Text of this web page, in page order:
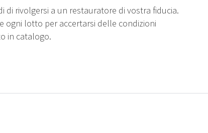
di rivolgersi a un restauratore di vostra fiducia.
ogni lotto per accertarsi delle condizioni
in catalogo.